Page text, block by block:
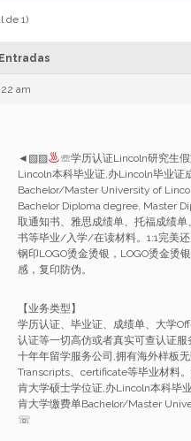
de 1)
Entradas
am
◄▧▨ ☏学历认证Lincoln研究生假
Lincoln本科毕业证,办Lincoln毕业证
Bachelor/Master University of
Bachelor Diploma degree, Master
取通知书、雅思成绩单、托福成绩
书等毕业/入学/在读材料。1:1完美
钢印LOGO烫金烫银，LOGO烫金烫
感，复印防伪。
【业务类型】
学历认证、毕业证、成绩单、大学
认证等一切高仿或者真实可查认证服
十年年留学服务公司,拥有海外样板
Transcripts、certificate等毕业材料
肯大学硕士学位证,办Lincoln本科毕
肯大学缴费单Bachelor/Master
☏